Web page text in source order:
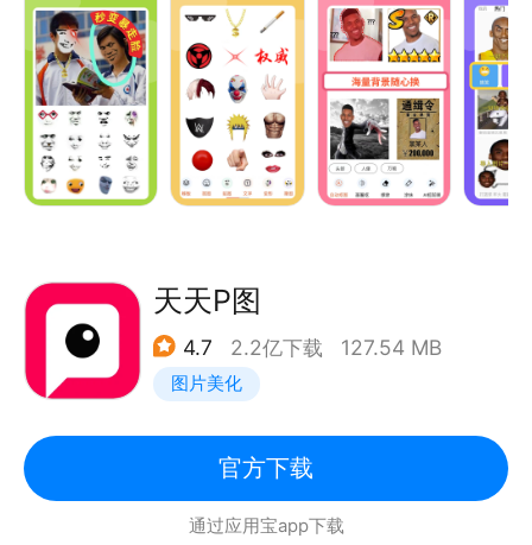
元素丰富类型贴纸。熊猫头、墨镜、香烟、龙图、身
法、贝利亚等流行热点贴纸，还有红眼、流血特效等炫
酷动态贴纸。
【抠图搞笑】
智能识别并抠出人像、头部、各种物品，各种搞笑趣味
背景随心换。
神、头像框、拼图、热门动漫各种模板类型。有最新的
热门凌驾、权威、火影 S 级头像框、摸摸头等模板，
轻松成为P图大神。
【搞怪变形】
【加文字】
表情包中自由添加文字，超多字体和特效。
拥有智能消除文字水印，一涂抹即可去除表情包上的文
天天P图
4.7 2.2亿下载 127.54 MB
图片美化
官方下载
通过应用宝app下载